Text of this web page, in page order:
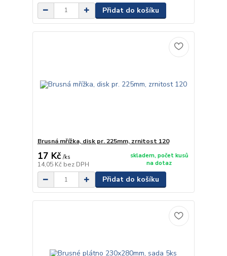
Přidat do košíku
Brusná mřížka, disk pr. 225mm, zrnitost 120
17 Kč /ks
14,05 Kč bez DPH
skladem, počet kusů
na dotaz
Přidat do košíku